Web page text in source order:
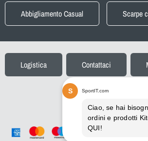
Abbigliamento Casual Scarpe
Logistica Contattaci